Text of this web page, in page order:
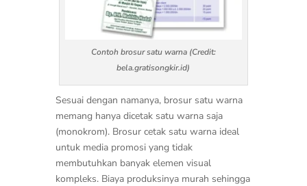
Contoh brosur satu warna (Credit:
bela.gratisongkir.id)
Sesuai dengan namanya, brosur satu warna
memang hanya dicetak satu warna saja
(monokrom). Brosur cetak satu warna ideal
untuk media promosi yang tidak
membutuhkan banyak elemen visual
kompleks. Biaya produksinya murah sehingga